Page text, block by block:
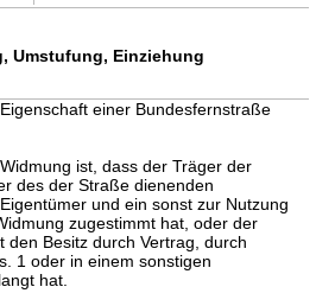
Umstufung, Einziehung
einer Bundesfernstraße
ist, dass der Träger der
des der Straße dienenden
und ein sonst zur Nutzung
zugestimmt hat, oder der
Besitz durch Vertrag, durch
1 oder in einem sonstigen
hat.